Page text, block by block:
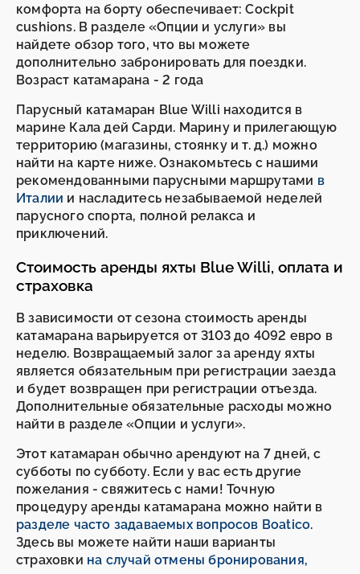
комфорта на борту обеспечивает: Cockpit
cushions. В разделе «Опции и услуги» вы
найдете обзор того, что вы можете
дополнительно забронировать для поездки.
Возраст катамарана - 2 года
Парусный катамаран Blue Willi находится в
марине Кала дей Сарди. Марину и прилегающую
территорию (магазины, стоянку и т. д.) можно
найти на карте ниже. Ознакомьтесь с нашими
рекомендованными парусными маршрутами в
Италии и насладитесь незабываемой неделей
парусного спорта, полной релакса и
приключений.
Стоимость аренды яхты Blue Willi, оплата и
страховка
В зависимости от сезона стоимость аренды
катамарана варьируется от 3103 до 4092 евро в
неделю. Возвращаемый залог за аренду яхты
является обязательным при регистрации заезда
и будет возвращен при регистрации отъезда.
Дополнительные обязательные расходы можно
найти в разделе «Опции и услуги».
Этот катамаран обычно арендуют на 7 дней, с
субботы по субботу. Если у вас есть другие
пожелания - свяжитесь с нами! Точную
процедуру аренды катамарана можно найти в
разделе часто задаваемых вопросов Boatico.
Здесь вы можете найти наши варианты
страховки на случай отмены бронирования,